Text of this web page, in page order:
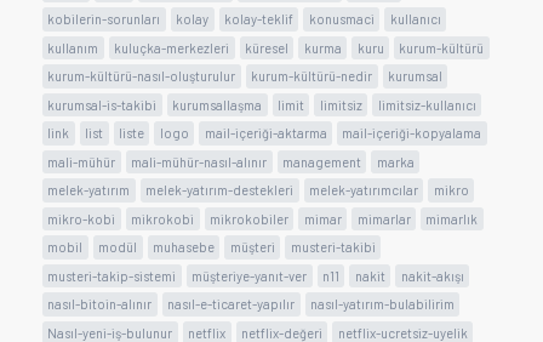
kobilerin-sorunları
kolay kolay-teklif konusmaci
kullanıcı
kullanım
kuluçka-merkezleri küresel kurma kuru
kurum-kültürü
kurum-kültürü-nasıl-oluşturulur
kurum-kültürü-nedir
kurumsal
kurumsal-is-takibi
kurumsallaşma limit limitsiz
limitsiz-kullanıcı
link
list liste logo mail-içeriği-aktarma
mail-içeriği-kopyalama
mali-mühür
mali-mühür-nasıl-alınır management
marka
melek-yatırım
melek-yatırım-destekleri melek-yatırımcılar
mikro
mikro-kobi
mikrokobi mikrokobiler mimar mimarlar
mimarlık
mobil
modül muhasebe müşteri
musteri-takibi
musteri-takip-sistemi
müşteriye-yanıt-ver n11 nakit
nakit-akışı
nasıl-bitoin-alınır
nasıl-e-ticaret-yapılır
nasıl-yatırım-bulabilirim
Nasıl-yeni-iş-bulunur
netflix netflix-değeri
netflix-ucretsiz-uyelik